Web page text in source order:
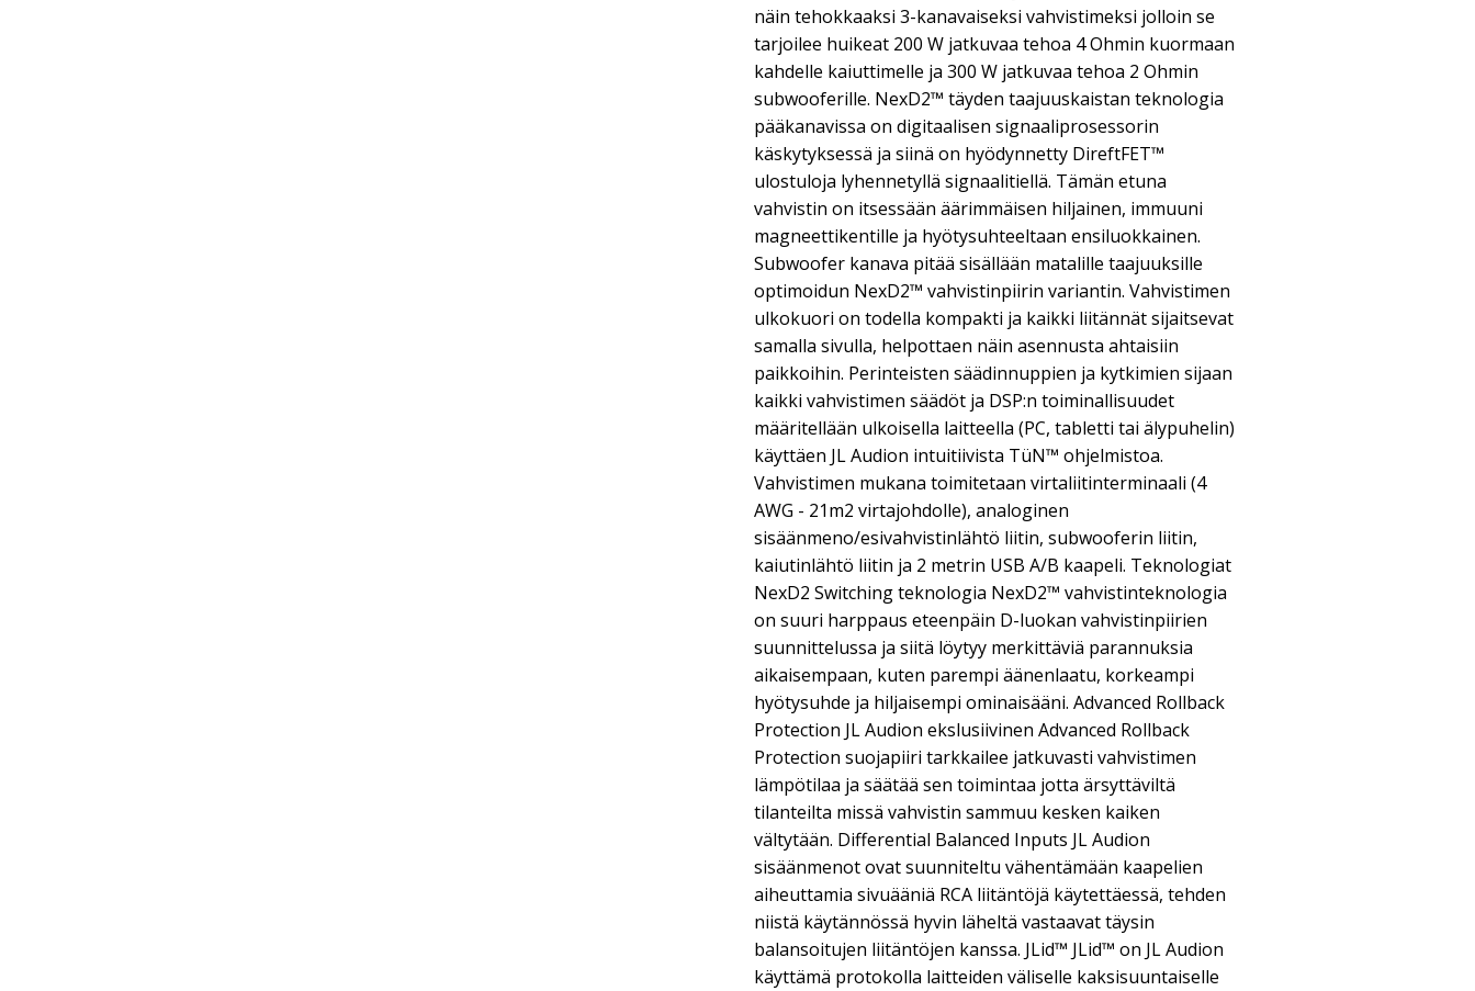
näin tehokkaaksi 3-kanavaiseksi vahvistimeksi jolloin se
tarjoilee huikeat 200 W jatkuvaa tehoa 4 Ohmin kuormaan
kahdelle kaiuttimelle ja 300 W jatkuvaa tehoa 2 Ohmin
subwooferille. NexD2™ täyden taajuuskaistan teknologia
pääkanavissa on digitaalisen signaaliprosessorin
käskytyksessä ja siinä on hyödynnetty DireftFET™
ulostuloja lyhennetyllä signaalitiellä. Tämän etuna
vahvistin on itsessään äärimmäisen hiljainen, immuuni
magneettikentille ja hyötysuhteeltaan ensiluokkainen.
Subwoofer kanava pitää sisällään matalille taajuuksille
optimoidun NexD2™ vahvistinpiirin variantin. Vahvistimen
ulkokuori on todella kompakti ja kaikki liitännät sijaitsevat
samalla sivulla, helpottaen näin asennusta ahtaisiin
paikkoihin. Perinteisten säädinnuppien ja kytkimien sijaan
kaikki vahvistimen säädöt ja DSP:n toiminallisuudet
määritellään ulkoisella laitteella (PC, tabletti tai älypuhelin)
käyttäen JL Audion intuitiivista TüN™ ohjelmistoa.
Vahvistimen mukana toimitetaan virtaliitinterminaali (4
AWG - 21m2 virtajohdolle), analoginen
sisäänmeno/esivahvistinlähtö liitin, subwooferin liitin,
kaiutinlähtö liitin ja 2 metrin USB A/B kaapeli. Teknologiat
NexD2 Switching teknologia NexD2™ vahvistinteknologia
on suuri harppaus eteenpäin D-luokan vahvistinpiirien
suunnittelussa ja siitä löytyy merkittäviä parannuksia
aikaisempaan, kuten parempi äänenlaatu, korkeampi
hyötysuhde ja hiljaisempi ominaisääni. Advanced Rollback
Protection JL Audion ekslusiivinen Advanced Rollback
Protection suojapiiri tarkkailee jatkuvasti vahvistimen
lämpötilaa ja säätää sen toimintaa jotta ärsyttäviltä
tilanteilta missä vahvistin sammuu kesken kaiken
vältytään. Differential Balanced Inputs JL Audion
sisäänmenot ovat suunniteltu vähentämään kaapelien
aiheuttamia sivuääniä RCA liitäntöjä käytettäessä, tehden
niistä käytännössä hyvin läheltä vastaavat täysin
balansoitujen liitäntöjen kanssa. JLid™ JLid™ on JL Audion
käyttämä protokolla laitteiden väliselle kaksisuuntaiselle